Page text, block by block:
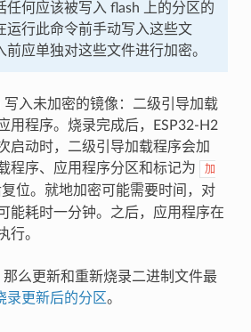
任何应该被写入 flash 上的分区的
运行此命令前手动写入这些文
前应单独对这些文件进行加密。
写入未加密的镜像：二级引导加载
用程序。烧录完成后，ESP32-H2
启动时，二级引导加载程序会加
程序、应用程序分区和标记为
加
位。就地加密可能需要时间，对
能耗时一分钟。之后，应用程序在
行。
么更新和重新烧录二进制文件最
录更新后的分区。